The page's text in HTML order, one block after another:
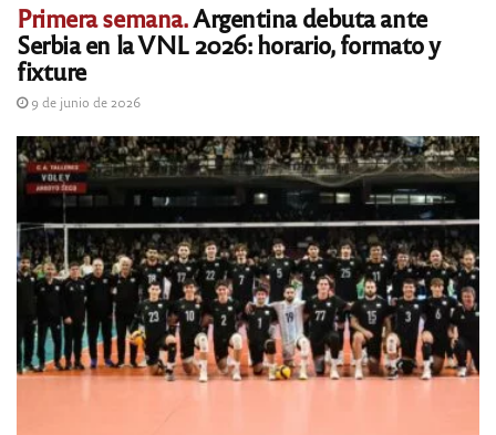
Primera semana.Argentina debuta ante
Serbia en la VNL 2026: horario, formato y
fixture
9 de junio de 2026